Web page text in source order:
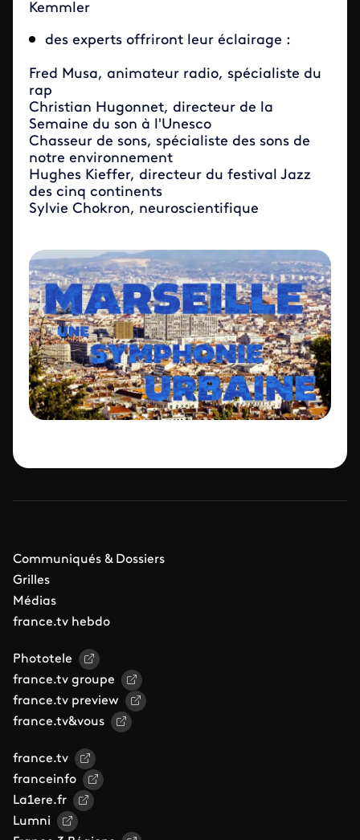
Kemmler
des experts offriront leur éclairage :
Fred Musa, animateur radio, spécialiste du
rap
Christian Hugonnet, directeur de la
Semaine du son à l'Unesco
Chasseur de sons, spécialiste des sons de
notre environnement
Hughes Kieffer, directeur du festival Jazz
des cinq continents
Sylvie Chokron, neuroscientifique
Communiqués & Dossiers
Grilles
Médias
france.tv hebdo
Phototele
france.tv groupe
france.tv preview
france.tv&vous
france.tv
franceinfo
La1ere.fr
Lumni